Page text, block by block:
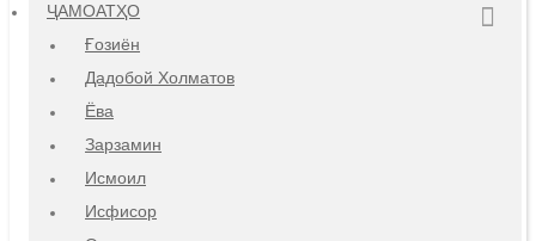
ҶАМОАТҲО
Ғозиён
Дадобой Холматов
Ёва
Зарзамин
Исмоил
Исфисор